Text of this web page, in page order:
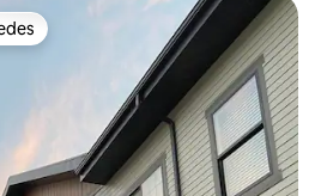
dos hóspedes